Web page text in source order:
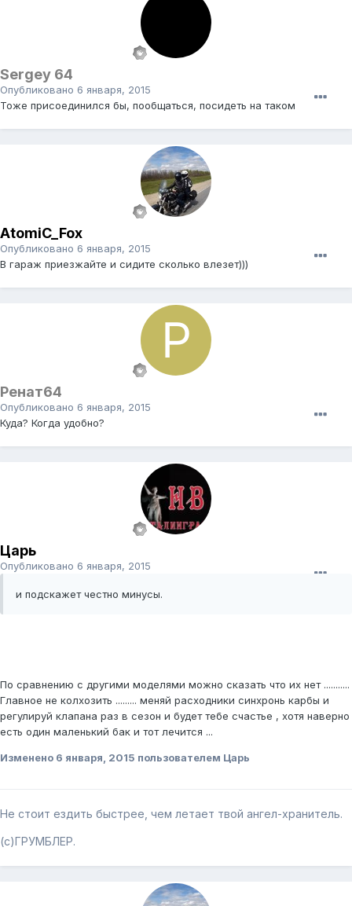
Sergey 64
Опубликовано 6 января, 2015
Тоже присоединился бы, пообщаться, посидеть на таком
AtomiC_Fox
Опубликовано 6 января, 2015
В гараж приезжайте и сидите сколько влезет)))
Ренат64
Опубликовано 6 января, 2015
Куда? Когда удобно?
Царь
Опубликовано 6 января, 2015
и подскажет честно минусы.
По сравнению с другими моделями можно сказать что их нет ...........
Главное не колхозить ......... меняй расходники синхронь карбы и
регулируй клапана раз в сезон и будет тебе счастье , хотя наверно
есть один маленький бак и тот лечится ...
Изменено 6 января, 2015 пользователем Царь
Не стоит ездить быстрее, чем летает твой ангел-хранитель.
(с)ГРУМБЛЕР.